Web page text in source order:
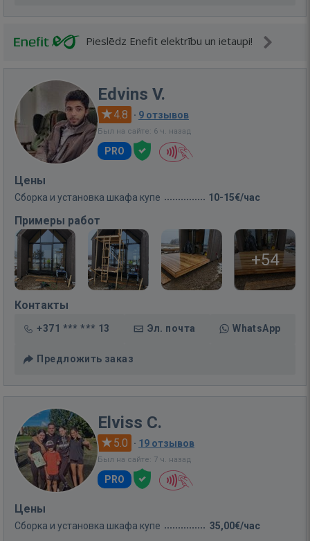
Pieslēdz Enefit elektrību un ietaupi!
Edvins V.
4.8 · 9 отзывов
Был на сайте: 6 ч. назад
PRO
Цены
Сборка и установка шкафа купе 10-15€/час
Примеры работ
+54
Контакты
+371 *** *** 13 Эл. почта WhatsApp
Предложить заказ
Elviss C.
5.0 · 19 отзывов
Был на сайте: 7 ч. назад
PRO
Цены
Сборка и установка шкафа купе 35,00€/час